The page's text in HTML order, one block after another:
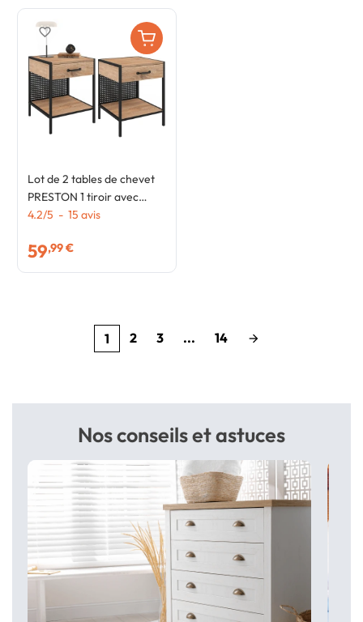
Lot de 2 tables de chevet
PRESTON 1 tiroir avec
tablette acier perforé
4.2/5 - 15 avis
59,99 €
favorite_border
1 2 3 ... 14 arrow_forward
Nos conseils et astuces